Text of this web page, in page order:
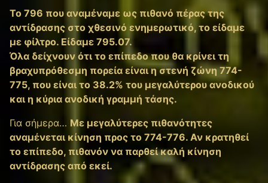
To 796 που αναμέναμε ως πιθανό πέρας της
αντίδρασης στο χθεσινό ενημερωτικό, το είδαμε
με φίλτρο. Είδαμε 795.07.
Όλα δείχνουν ότι το επίπεδο που θα κρίνει τη
βραχυπρόθεσμη πορεία είναι η στενή ζώνη 774-
775, που είναι το 38.2% του μεγαλύτερου ανοδικού
και η κύρια ανοδική γραμμή τάσης.
Για σήμερα… Με μεγαλύτερες πιθανότητες
αναμένεται κίνηση προς το 774-776. Αν κρατηθεί
το επίπεδο, πιθανόν να παρθεί καλή κίνηση
αντίδρασης από εκεί.